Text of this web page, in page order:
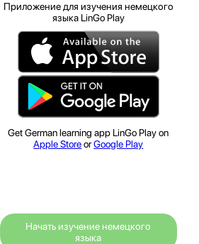
Приложение для изучения немецкого
языка LinGo Play
Get German learning app LinGo Play on
Apple StoreorGoogle Play
Начать изучение немецкого
языка